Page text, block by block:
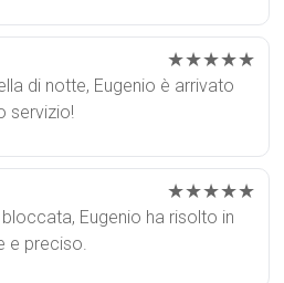
★★★★★
di notte, Eugenio è arrivato
servizio!
★★★★★
Eugenio ha risolto in
e preciso.